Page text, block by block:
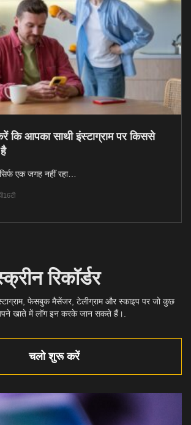
कि आपका साथी इंस्टाग्राम पर किससे
एक जगह नहीं रहा…
रिकॉर्डर
फेसबुक मैसेंजर, टेलीग्राम और स्काइप पर जो कुछ
खाते में लॉग इन करके जान सकते हैं।.
चलो शुरू करें